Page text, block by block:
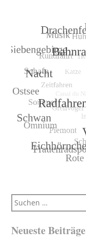
Suchen
nach:
Neueste Beiträge